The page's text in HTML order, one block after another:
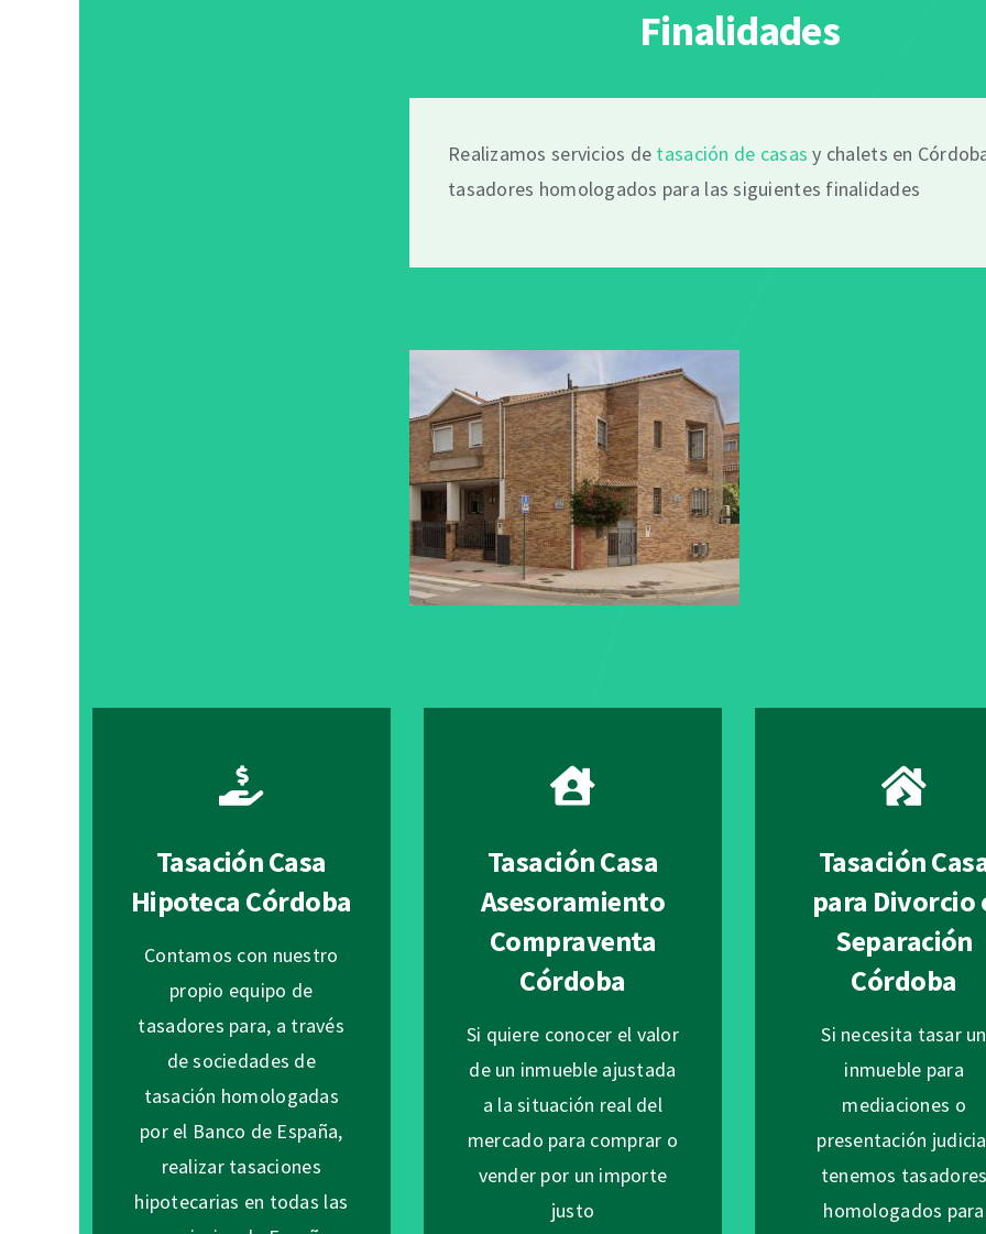
Finalidades
Realizamos servicios de tasación de casas y chalets en
tasadores homologados para las siguientes finalidades
Tasación Casa
Hipoteca Córdoba
Contamos con nuestro
propio equipo de
tasadores para, a través
de sociedades de
tasación homologadas
por el Banco de España,
realizar tasaciones
hipotecarias en todas las
Tasación Casa
Asesoramiento
Compraventa
Córdoba
Si quiere conocer el valor
de un inmueble ajustada
a la situación real del
mercado para comprar o
vender por un importe
justo
Tasación
para Divorcio
Separación
Córdoba
Si necesita tasar un
inmueble para
mediaciones o
presentación
tenemos tasadores
homologados para